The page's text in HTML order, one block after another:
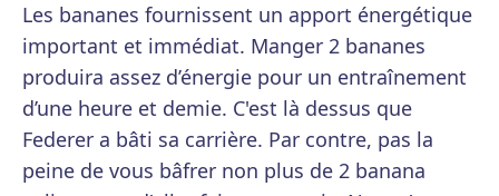
Les bananes fournissent un apport énergétique
important et immédiat. Manger 2 bananes
produira assez d’énergie pour un entraînement
d’une heure et demie. C'est là dessus que
Federer a bâti sa carrière. Par contre, pas la
peine de vous bâfrer non plus de 2 banana